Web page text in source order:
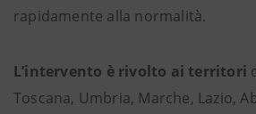
rapidamente alla normalità.
L’intervento è rivolto ai territori
Toscana, Umbria, Marche, Lazio,